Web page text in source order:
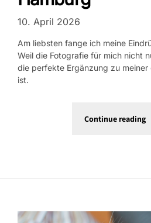
10. April 2026
Am liebsten fange ich meine
Weil die Fotografie für mich nicht
die perfekte Ergänzung zu
ist.
Continue reading